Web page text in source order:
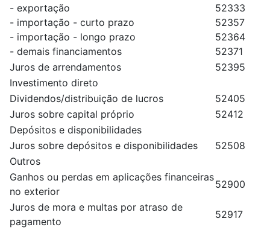
- exportação
- importação - curto prazo
- importação - longo prazo
- demais financiamentos
52333
52357
52364
52371
Juros de arrendamentos
52395
Investimento direto
Dividendos/distribuição de lucros
52405
Juros sobre capital próprio
52412
Depósitos e disponibilidades
Juros sobre depósitos e disponibilidades
52508
Outros
Ganhos ou perdas em aplicações financeiras
no exterior
52900
Juros de mora e multas por atraso de
pagamento
52917